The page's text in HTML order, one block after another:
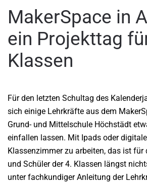
MakerSpace in
ein Projekttag
Klassen
Für den letzten Schultag des
sich einige Lehrkräfte aus dem
Grund- und Mittelschule Höchstädt
einfallen lassen. Mit Ipads oder
Klassenzimmer zu arbeiten, das ist für
und Schüler der 4. Klassen längst
unter fachkundiger Anleitung der